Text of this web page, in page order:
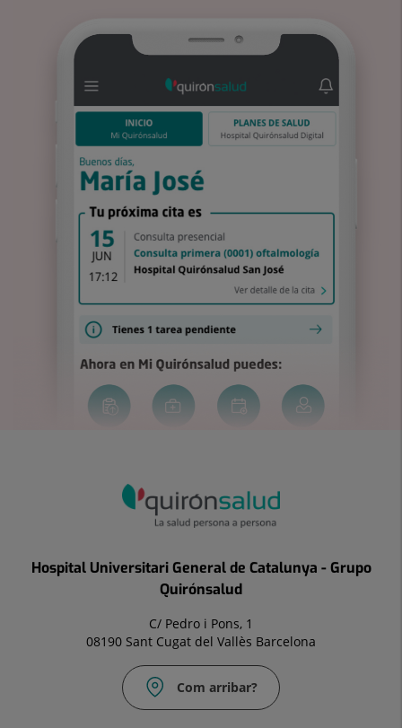
Hospital Universitari General de Catalunya - Grupo
Quirónsalud
C/ Pedro i Pons, 1
08190 Sant Cugat del Vallès Barcelona
Com arribar?